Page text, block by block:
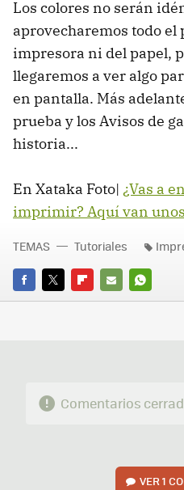
Los colores no serán
aprovecharemos todo
impresora ni del papel,
llegaremos a ver algo
en pantalla. Más
prueba y los Avisos de
historia...
En Xataka Foto| ¿Vas a
imprimir? Aquí van
FACEBOOK
TWITTERFLIPBOARD
E-
TEMAS Tutoriales
Comentarios
VER1